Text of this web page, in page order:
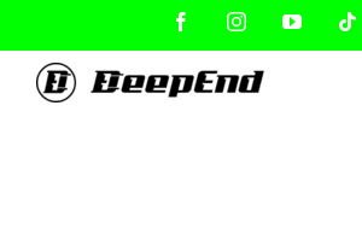
content
FacebookInstagramYouTube